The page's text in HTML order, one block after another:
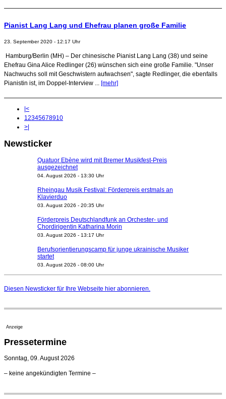
Pianist Lang Lang und Ehefrau planen große Familie
23. September 2020 - 12:17 Uhr
Hamburg/Berlin (MH) – Der chinesische Pianist Lang Lang (38) und seine
Ehefrau Gina Alice Redlinger (26) wünschen sich eine große Familie. "Unser
Nachwuchs soll mit Geschwistern aufwachsen", sagte Redlinger, die ebenfalls
Pianistin ist, im Doppel-Interview ... [mehr]
|<
1 2345678910
>|
Newsticker
Quatuor Ebène wird mit Bremer Musikfest-Preis
ausgezeichnet
04. August 2026 - 13:30 Uhr
Rheingau Musik Festival: Förderpreis erstmals an
Klavierduo
03. August 2026 - 20:35 Uhr
Förderpreis Deutschlandfunk an Orchester- und
Chordirigentin Katharina Morin
03. August 2026 - 13:17 Uhr
Berufsorientierungscamp für junge ukrainische Musiker
startet
03. August 2026 - 08:00 Uhr
Nationaltheater Mannheim
Regensburger Generalmusikdirektor Stefan Veselka
Kammerorchester Heilbronn: Chefdirigent Risto Joost
verlängert bis 2030
Ensemblemitglieder
Diesen Newsticker für Ihre Webseite hier abonnieren.
Anzeige
Pressetermine
Sonntag, 09. August 2026
– keine angekündigten Termine –